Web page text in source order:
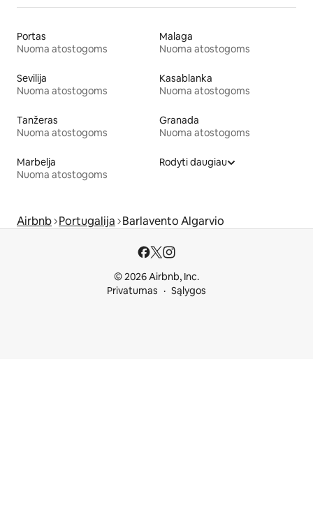
Portas
Nuoma atostogoms
Malaga
Nuoma atostogoms
Sevilija
Nuoma atostogoms
Kasablanka
Nuoma atostogoms
Tanžeras
Nuoma atostogoms
Granada
Nuoma atostogoms
Marbelja
Nuoma atostogoms
Rodyti daugiau
Airbnb Portugalija Barlavento Algarvio
© 2026 Airbnb, Inc.
Privatumas
Sąlygos